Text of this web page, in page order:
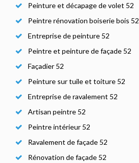
Peinture et décapage de volet 52
Peintre rénovation boiserie bois 52
Entreprise de peinture 52
Peintre et peinture de façade 52
Façadier 52
Peinture sur tuile et toiture 52
Entreprise de ravalement 52
Artisan peintre 52
Peintre intérieur 52
Ravalement de façade 52
Rénovation de façade 52